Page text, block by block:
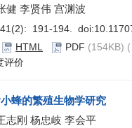
健 李贤伟 宫渊波
191-194. doi:
HTML PDF (154KB) (
评价
蜂的繁殖生物学研究
志刚 杨忠岐 李会平